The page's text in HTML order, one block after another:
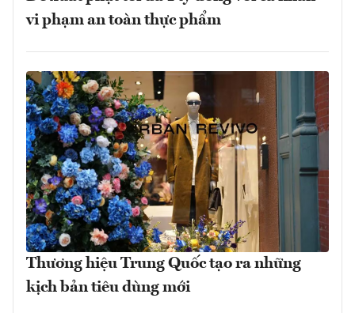
vi phạm an toàn thực phẩm
Thương hiệu Trung Quốc tạo ra những
kịch bản tiêu dùng mới